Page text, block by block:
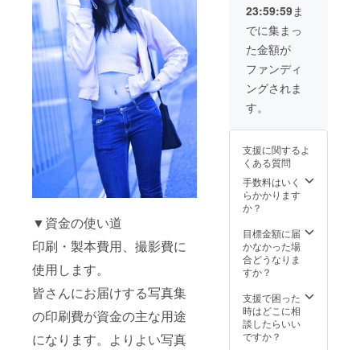
▼資金の使い道
印刷・製本費用、撮影費に
使用します。
皆さんにお届けする写真集
の印刷費が資金の主な用途
になります。よりよい写真
お名前をご記入
いただくようお
願いいたしま
す。記入のない
場合は
CAMPFIREの
ユーザー名とさ
せていただきま
すので、ご了承
ください。な
お、特定の人物
を比喩するお名
前や公序良俗に
反するお名前は
掲載をお断りす
る事が御座いま
さい。
23:59:59ま
でに集まっ
た金額が
ファンディ
ングされま
す。
支援に関するよ
くある質問
手数料はいく
らかかります
か？
目標金額に届
かなかった場
合どうなりま
すか？
支援で困った
時はどこに相
談したらいい
ですか？